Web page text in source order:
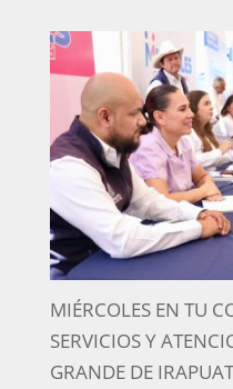
MIÉRCOLES EN TU
SERVICIOS Y
GRANDE DE